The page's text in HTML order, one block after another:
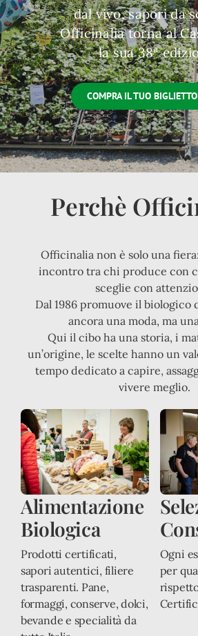
dal vivo, sapori da
Officinalia torna al
la sua 38ª
COMPRA IL TUO
Perchè
Officinalia non è solo una
incontro tra chi produce con
sceglie con
Dal 1986 promuove il biologico
ancora una moda, ma
Qui il cibo ha una storia, i
un’origine, le scelte hanno un
tempo dedicato a capire,
vivere meglio.
Alimentazione
Biologica
Prodotti certificati,
sapori autentici, filiere
trasparenti. Pane,
formaggi, conserve, dolci,
bevande e specialità da
Ogni
per